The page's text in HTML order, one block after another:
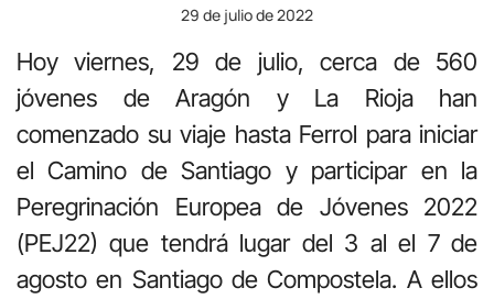
29 de julio de 2022
Hoy viernes, 29 de julio, cerca de 560
jóvenes de Aragón y La Rioja han
comenzado su viaje hasta Ferrol para iniciar
el Camino de Santiago y participar en la
Peregrinación Europea de Jóvenes 2022
(PEJ22) que tendrá lugar del 3 al el 7 de
agosto en Santiago de Compostela. A ellos